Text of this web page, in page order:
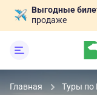
Выгодные
продаже
Главная Туры по